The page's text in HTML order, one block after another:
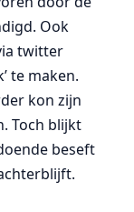
Ook
twitter
te maken.
kon zijn
Toch blijkt
beseft